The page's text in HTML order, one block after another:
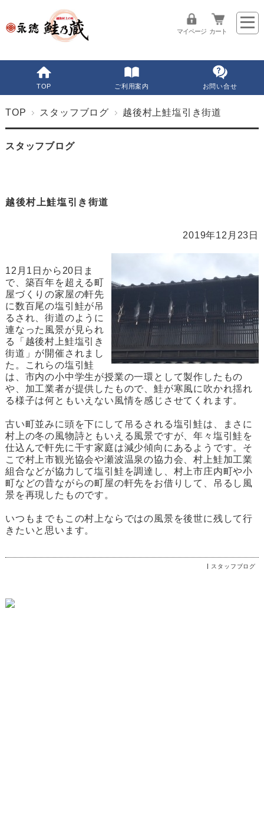
マイページ カート
TOP ご利用案内 お問い合せ
TOP スタッフブログ 越後村上鮭塩引き街道
スタッフブログ
越後村上鮭塩引き街道
2019年12月23日
12月1日から20日ま
で、築百年を超える町
屋づくりの家屋の軒先
に数百尾の塩引鮭が吊
るされ、街道のように
連なった風景が見られ
る「越後村上鮭塩引き
街道」が開催されまし
た。これらの塩引鮭
は、市内の小中学生が授業の一環として製作したもの
や、加工業者が提供したもので、鮭が寒風に吹かれ揺れ
る様子は何ともいえない風情を感じさせてくれます。
古い町並みに頭を下にして吊るされる塩引鮭は、まさに
村上の冬の風物詩ともいえる風景ですが、年々塩引鮭を
仕込んで軒先に干す家庭は減少傾向にあるようです。そ
こで村上市観光協会や瀬波温泉の協力会、村上鮭加工業
組合などが協力して塩引鮭を調達し、村上市庄内町や小
町などの昔ながらの町屋の軒先をお借りして、吊るし風
景を再現したものです。
いつもまでもこの村上ならではの風景を後世に残して行
きたいと思います。
スタッフブログ